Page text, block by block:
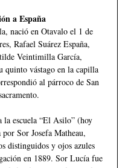
a España
nació en Otavalo el 1 de
Rafael Suárez España,
Veintimilla García,
quinto vástago en la capilla
al párroco de San
la escuela “El Asilo” (hoy
Sor Josefa Matheau,
distinguidos y ojos azules
en 1889. Sor Lucía fue